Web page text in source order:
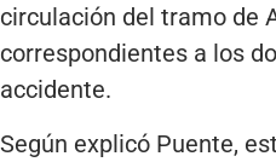
circulación del tramo de
correspondientes a los
accidente.
Según explicó Puente,